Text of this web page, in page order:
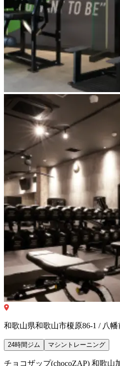
和歌山県和歌山市榎原86-1 / 八幡
24時間ジム マシントレーニング
チョコザップ(chocoZAP) 和歌山